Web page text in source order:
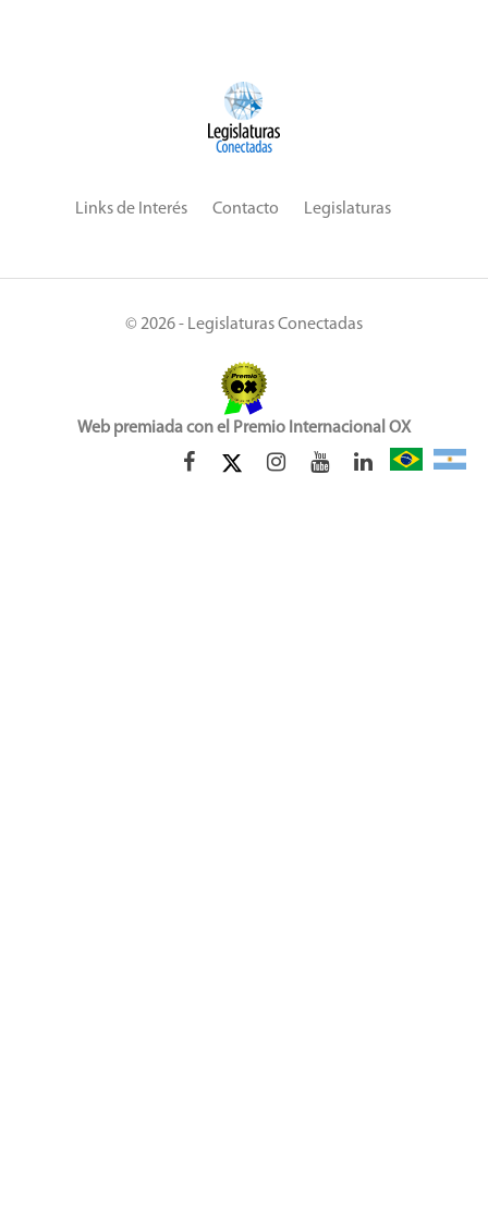
Links de Interés Contacto Legislaturas
© 2026 - Legislaturas Conectadas
Web premiada con el Premio Internacional OX